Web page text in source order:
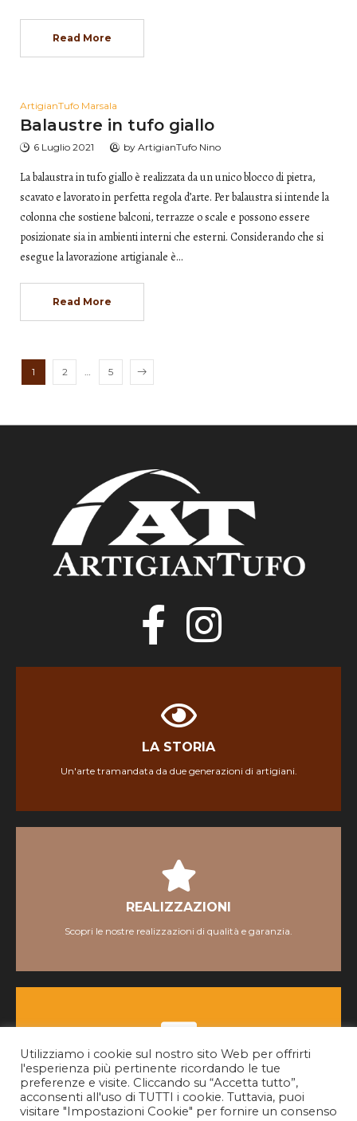
Read More
ArtigianTufo Marsala
Balaustre in tufo giallo
6 Luglio 2021 by ArtigianTufo Nino
La balaustra in tufo giallo è realizzata da un unico blocco di pietra,
scavato e lavorato in perfetta regola d’arte. Per balaustra si intende la
colonna che sostiene balconi, terrazze o scale e possono essere
posizionate sia in ambienti interni che esterni. Considerando che si
esegue la lavorazione artigianale è…
Read More
1 2 … 5
LA STORIA
Un'arte tramandata da due generazioni di artigiani.
LA STORIA
Scopri
REALIZZAZIONI
Scopri le nostre realizzazioni di qualità e garanzia.
REALIZZAZIONI
Scopri
CONTATTI
Per qualsiasi informazione siamo a tua disposizione.
CONTATTI
Vai
Utilizziamo i cookie sul nostro sito Web per offrirti
l'esperienza più pertinente ricordando le tue
preferenze e visite. Cliccando su “Accetta tutto”,
acconsenti all'uso di TUTTI i cookie. Tuttavia, puoi
visitare "Impostazioni Cookie" per fornire un consenso